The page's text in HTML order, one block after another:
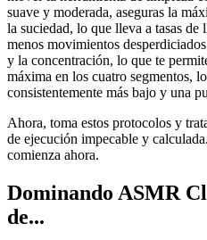
suave y moderada, aseguras la
la suciedad, lo que lleva a tasas de
menos movimientos
y la concentración, lo que te
máxima en los cuatro segmentos,
consistentemente más bajo y una
Ahora, toma estos protocolos y
de ejecución impecable y
comienza ahora.
Dominando ASMR
de...